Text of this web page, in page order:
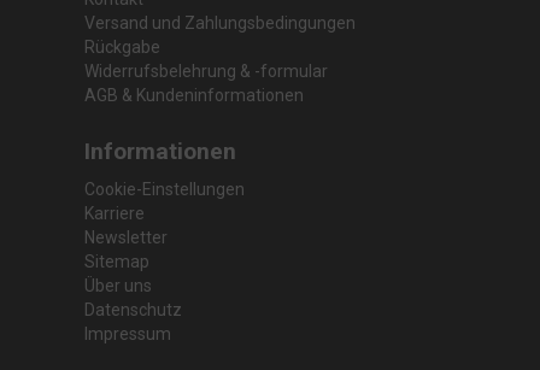
Versand und Zahlungsbedingungen
Rückgabe
Widerrufsbelehrung & -formular
AGB & Kundeninformationen
Informationen
Cookie-Einstellungen
Karriere
Newsletter
Sitemap
Über uns
Datenschutz
Impressum